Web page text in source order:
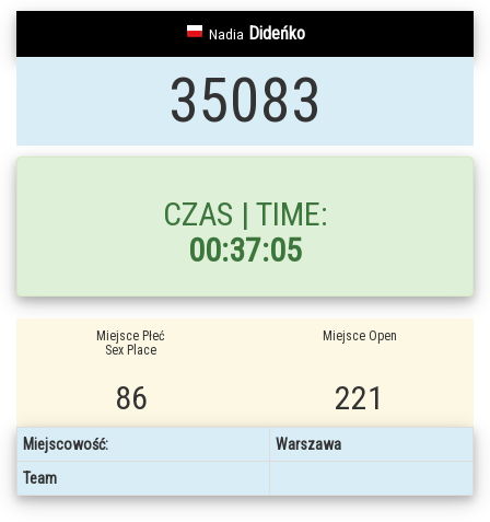
Nadia Dideńko
35083
CZAS | TIME:
00:37:05
Miejsce Płeć
Sex Place
86
Miejsce Open
221
Miejscowość:
Warszawa
Team